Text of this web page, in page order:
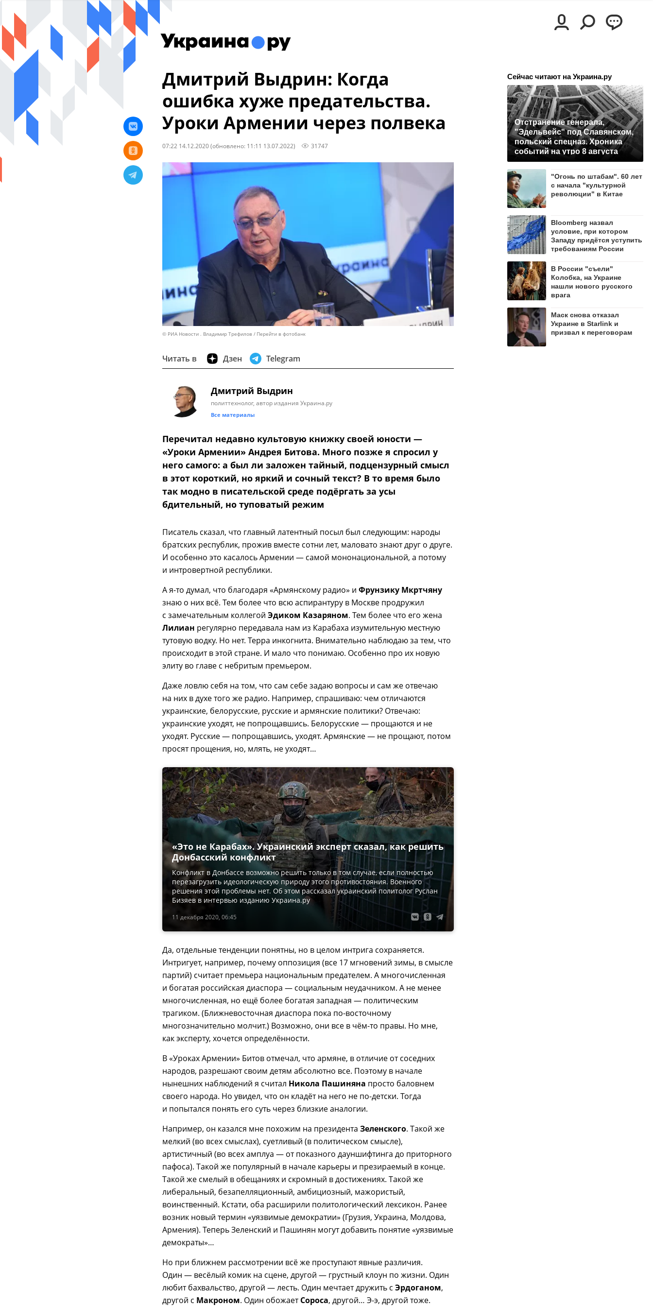
Дмитрий Выдрин: Когда
ошибка хуже предательства.
Уроки Армении через полвека
07:22 14.12.2020(обновлено: 11:11 13.07.2022) 31747
© РИА Новости . Владимир Трефилов Перейти в фотобанк
Читать в Дзен Telegram
Дмитрий Выдрин
политтехнолог, автор издания Украина.ру
Все материалы
Перечитал недавно культовую книжку своей юности —
«Уроки Армении» Андрея Битова. Много позже я спросил у
него самого: а был ли заложен тайный, подцензурный смысл
в этот короткий, но яркий и сочный текст? В то время было
так модно в писательской среде подёргать за усы
бдительный, но туповатый режим
Писатель сказал, что главный латентный посыл был следующим: народы
братских республик, прожив вместе сотни лет, маловато знают друг о друге.
И особенно это касалось Армении — самой мононациональной, а потому
и интровертной республики.
А я-то думал, что благодаря «Армянскому радио» и Фрунзику Мкртчяну
знаю о них всё. Тем более что всю аспирантуру в Москве продружил
с замечательным коллегой Эдиком Казаряном. Тем более что его жена
Лилиан регулярно передавала нам из Карабаха изумительную местную
тутовую водку. Но нет. Терра инкогнита. Внимательно наблюдаю за тем, что
происходит в этой стране. И мало что понимаю. Особенно про их новую
элиту во главе с небритым премьером.
Даже ловлю себя на том, что сам себе задаю вопросы и сам же отвечаю
на них в духе того же радио. Например, спрашиваю: чем отличаются
украинские, белорусские, русские и армянские политики? Отвечаю:
украинские уходят, не попрощавшись. Белорусские — прощаются и не
уходят. Русские — попрощавшись, уходят. Армянские — не прощают, потом
просят прощения, но, млять, не уходят…
11 декабря 2020, 06:45
«Это не Карабах». Украинский эксперт сказал, как решить
Донбасский конфликт
Конфликт в Донбассе возможно решить только в том случае, если полностью
перезагрузить идеологическую природу этого противостояния. Военного
решения этой проблемы нет. Об этом рассказал украинский политолог Руслан
Бизяев в интервью изданию Украина.ру
Да, отдельные тенденции понятны, но в целом интрига сохраняется.
Интригует, например, почему оппозиция (все 17 мгновений зимы, в смысле
партий) считает премьера национальным предателем. А многочисленная
и богатая российская диаспора — социальным неудачником. А не менее
многочисленная, но ещё более богатая западная — политическим
трагиком. (Ближневосточная диаспора пока по-восточному
многозначительно молчит.) Возможно, они все в чём-то правы. Но мне,
как эксперту, хочется определённости.
В «Уроках Армении» Битов отмечал, что армяне, в отличие от соседних
народов, разрешают своим детям абсолютно все. Поэтому в начале
нынешних наблюдений я считал Никола Пашиняна просто баловнем
своего народа. Но увидел, что он кладёт на него не по-детски. Тогда
и попытался понять его суть через близкие аналогии.
Например, он казался мне похожим на президента Зеленского. Такой же
мелкий (во всех смыслах), суетливый (в политическом смысле),
артистичный (во всех амплуа — от показного дауншифтинга до приторного
пафоса). Такой же популярный в начале карьеры и презираемый в конце.
Такой же смелый в обещаниях и скромный в достижениях. Такой же
либеральный, безапелляционный, амбициозный, мажористый,
воинственный. Кстати, оба расширили политологический лексикон. Ранее
возник новый термин «уязвимые демократии» (Грузия, Украина, Молдова,
Армения). Теперь Зеленский и Пашинян могут добавить понятие «уязвимые
демократы»…
Но при ближнем рассмотрении всё же проступают явные различия.
Один — весёлый комик на сцене, другой — грустный клоун по жизни. Один
любит бахвальство, другой — лесть. Один мечтает дружить с Эрдоганом,
другой с Макроном. Один обожаетСороса, другой… Э-э, другой тоже.
Сейчас читают на Украина.ру
Отстранение генерала,
"Эдельвейс" под Славянском,
польский спецназ. Хроника
событий на утро 8 августа
"Огонь по штабам". 60 лет
с начала "культурной
революции" в Китае
Bloomberg назвал
условие, при котором
Западу придётся уступить
требованиям России
В России "съели"
Колобка, на Украине
нашли нового русского
врага
Маск снова отказал
Украине в Starlink и
призвал к переговорам